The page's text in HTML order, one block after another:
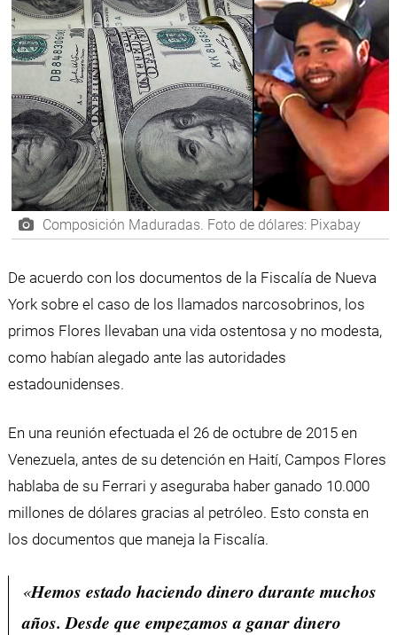
Composición Maduradas. Foto de dólares: Pixabay
De acuerdo con los documentos de la Fiscalía de Nueva
York sobre el caso de los llamados narcosobrinos, los
primos Flores llevaban una vida ostentosa y no modesta,
como habían alegado ante las autoridades
estadounidenses.
En una reunión efectuada el 26 de octubre de 2015 en
Venezuela, antes de su detención en Haití, Campos Flores
hablaba de su Ferrari y aseguraba haber ganado 10.000
millones de dólares gracias al petróleo. Esto consta en
los documentos que maneja la Fiscalía.
«Hemos estado haciendo dinero durante muchos
años. Desde que empezamos a ganar dinero